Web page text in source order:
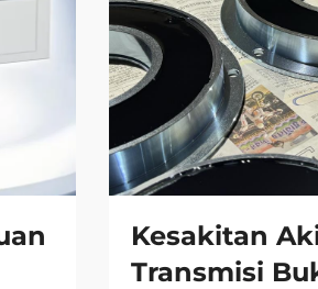
Kesakitan
Transmisi